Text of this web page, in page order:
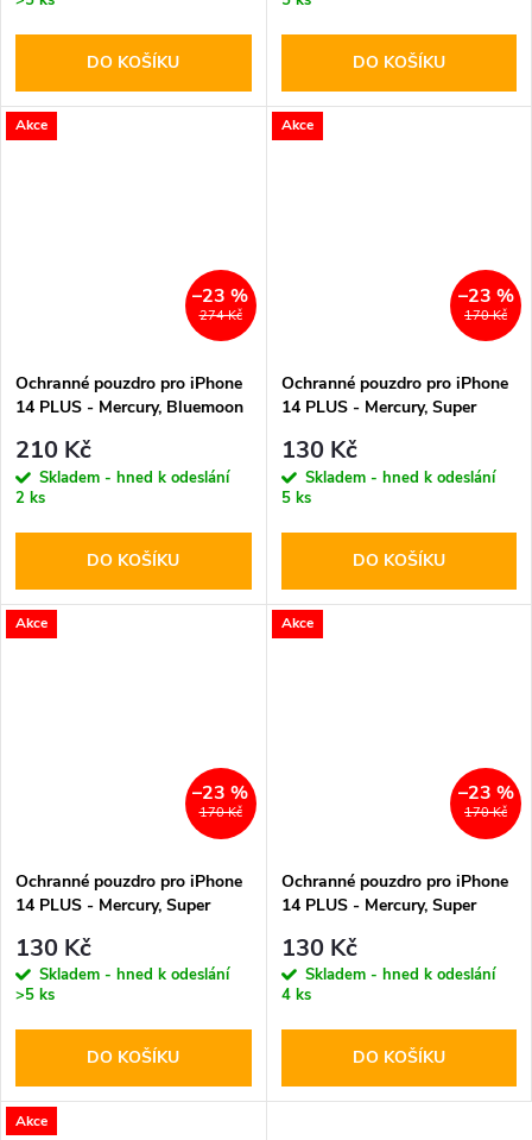
DO KOŠÍKU DO KOŠÍKU
Akce
274 Kč
–23 %
Ochranné pouzdro pro iPhone
14 PLUS - Mercury, Bluemoon
210 Kč
Skladem - hned k odeslání
2 ks
DO KOŠÍKU
Akce
170 Kč
–23 %
Ochranné pouzdro pro iPhone
14 PLUS - Mercury, Super
130 Kč
Skladem - hned k odeslání
5 ks
DO KOŠÍKU
Akce
170 Kč
–23 %
Ochranné pouzdro pro iPhone
14 PLUS - Mercury, Super
130 Kč
Skladem - hned k odeslání
>5 ks
DO KOŠÍKU
Akce
170 Kč
–23 %
Ochranné pouzdro pro iPhone
14 PLUS - Mercury, Super
130 Kč
Skladem - hned k odeslání
4 ks
DO KOŠÍKU
Akce